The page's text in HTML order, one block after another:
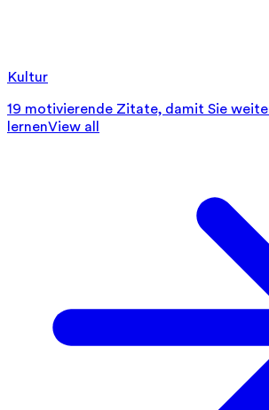
Kultur
19 motivierende Zitate, damit Sie
lernenView all